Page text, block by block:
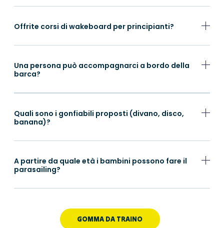
Offrite corsi di wakeboard per principianti?
Una persona può accompagnarci a bordo della
barca?
Quali sono i gonfiabili proposti (divano, disco,
banana)?
A partire da quale età i bambini possono fare il
parasailing?
GOMMA DA TRAINO